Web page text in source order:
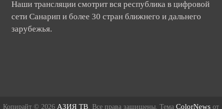
Наши трансляции смотрит вся республика в цифровой
сети Санарип и более 30 стран ближнего и дальнего
зарубежья.
Копирайт © 2026 АЗИЯ ТВ. Все права защищены. Тема ColorNews от